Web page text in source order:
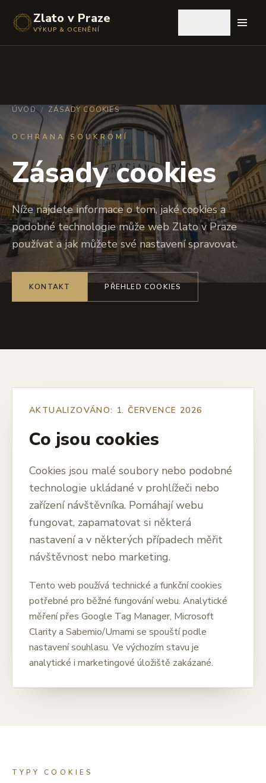
Zlato v Praze
VÝKUP & OCENĚNÍ
ÚVOD / ZÁSADY COOKIES
OCHRANA SOUKROMÍ
Zásady cookies
Níže najdete informace o tom, jaké cookies a
podobné technologie může web Zlato v Praze
používat a jak můžete své nastavení spravovat.
KONTAKT PŘEHLED COOKIES
AKTUALIZOVÁNO: 1. ČERVENCE 2026
Co jsou cookies
Cookies jsou malé soubory nebo podobné
technologie ukládané v prohlížeči nebo
zařízení návštěvníka. Pomáhají webu
fungovat, zapamatovat si některá
nastavení a v některých případech měřit
návštěvnost nebo marketing.
Tento web používá technické a funkční cookies
potřebné pro běžné fungování webu. Analytické
měření přes Google Tag Manager, Microsoft
Clarity a Sabemio/Umami se spouští podle
nastavení souhlasu. Ve výchozím stavu je
analytické i marketingové úložiště zakázané.
TYPY COOKIES